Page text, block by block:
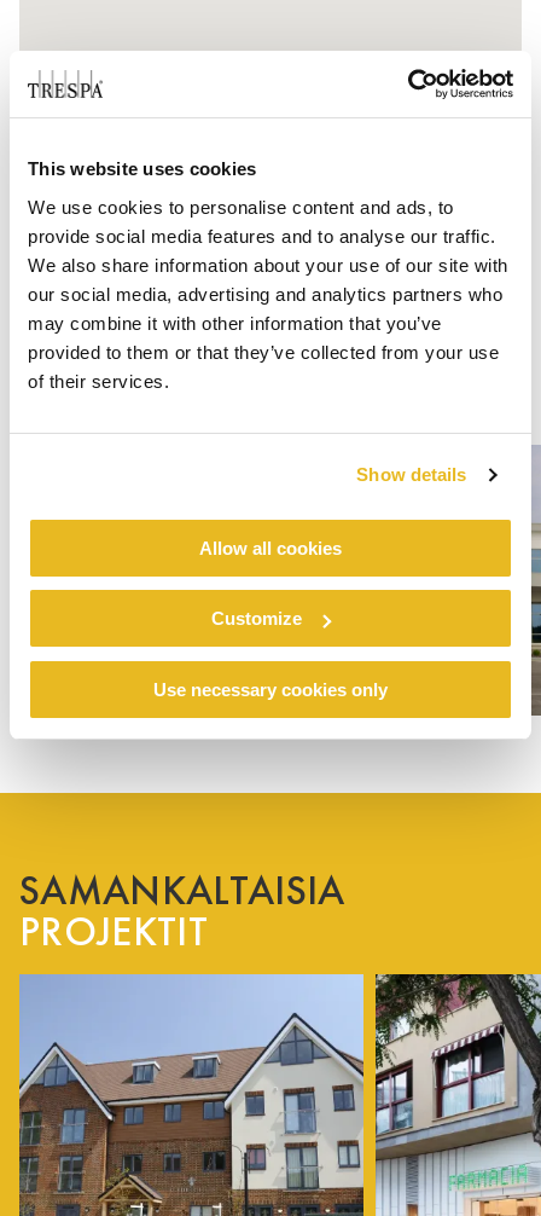
This website uses cookies
We use cookies to personalise content and ads, to
provide social media features and to analyse our traffic.
We also share information about your use of our site with
our social media, advertising and analytics partners who
may combine it with other information that you’ve
provided to them or that they’ve collected from your use
of their services.
Show details
Allow all cookies
Customize
Use necessary cookies only
SAMANKALTAISIA
PROJEKTIT